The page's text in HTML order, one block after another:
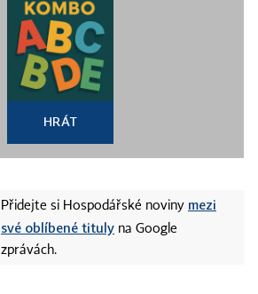
HRÁT
Přidejte si Hospodářské noviny mezi
své oblíbené tituly na Google
zprávách.